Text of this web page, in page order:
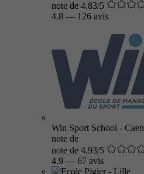
note de 4.83/5
4.8 — 126 avis
Win Sport School - Caen
note de
note de 4.93/5
4.9 — 67 avis